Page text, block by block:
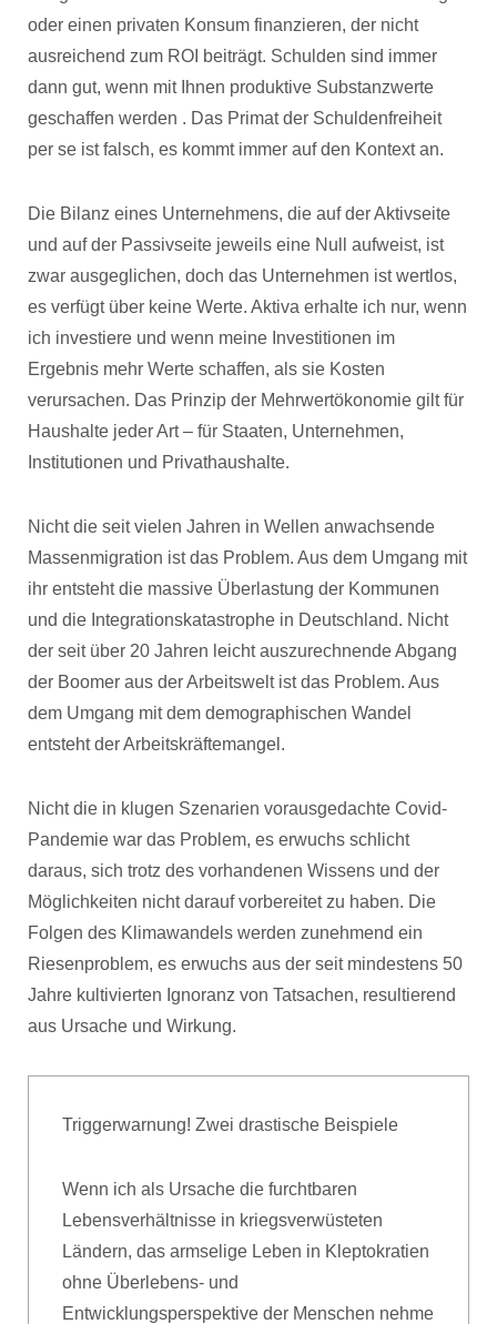
oder einen privaten Konsum finanzieren, der nicht
ausreichend zum ROI beiträgt. Schulden sind immer
dann gut, wenn mit Ihnen produktive Substanzwerte
geschaffen werden . Das Primat der Schuldenfreiheit
per se ist falsch, es kommt immer auf den Kontext an.
Die Bilanz eines Unternehmens, die auf der Aktivseite
und auf der Passivseite jeweils eine Null aufweist, ist
zwar ausgeglichen, doch das Unternehmen ist wertlos,
es verfügt über keine Werte. Aktiva erhalte ich nur, wenn
ich investiere und wenn meine Investitionen im
Ergebnis mehr Werte schaffen, als sie Kosten
verursachen. Das Prinzip der Mehrwertökonomie gilt für
Haushalte jeder Art – für Staaten, Unternehmen,
Institutionen und Privathaushalte.
Nicht die seit vielen Jahren in Wellen anwachsende
Massenmigration ist das Problem. Aus dem Umgang mit
ihr entsteht die massive Überlastung der Kommunen
und die Integrationskatastrophe in Deutschland. Nicht
der seit über 20 Jahren leicht auszurechnende Abgang
der Boomer aus der Arbeitswelt ist das Problem. Aus
dem Umgang mit dem demographischen Wandel
entsteht der Arbeitskräftemangel.
Nicht die in klugen Szenarien vorausgedachte Covid-
Pandemie war das Problem, es erwuchs schlicht
daraus, sich trotz des vorhandenen Wissens und der
Möglichkeiten nicht darauf vorbereitet zu haben. Die
Folgen des Klimawandels werden zunehmend ein
Riesenproblem, es erwuchs aus der seit mindestens 50
Jahre kultivierten Ignoranz von Tatsachen, resultierend
aus Ursache und Wirkung.
Triggerwarnung! Zwei drastische Beispiele
Wenn ich als Ursache die furchtbaren
Lebensverhältnisse in kriegsverwüsteten
Ländern, das armselige Leben in Kleptokratien
ohne Überlebens- und
Entwicklungsperspektive der Menschen nehme